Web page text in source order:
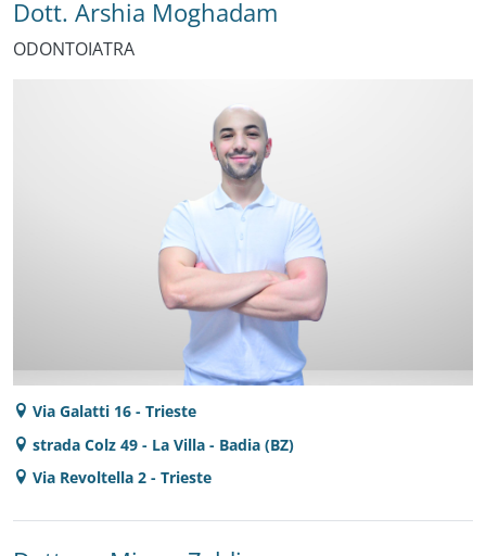
Dott. Arshia Moghadam
ODONTOIATRA
Via Galatti 16 - Trieste
strada Colz 49 - La Villa - Badia (BZ)
Via Revoltella 2 - Trieste